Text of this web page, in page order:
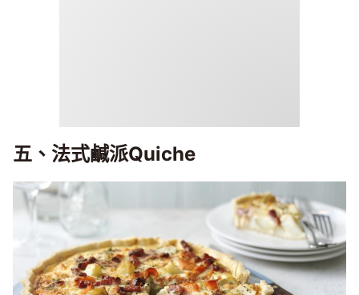
五、法式鹹派Quiche